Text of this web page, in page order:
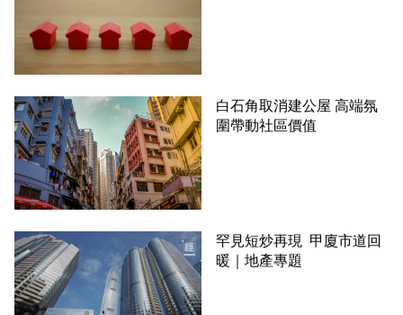
白石角取消建公屋 高端氛
圍帶動社區價值
罕見短炒再現 甲廈市道回
暖｜地產專題